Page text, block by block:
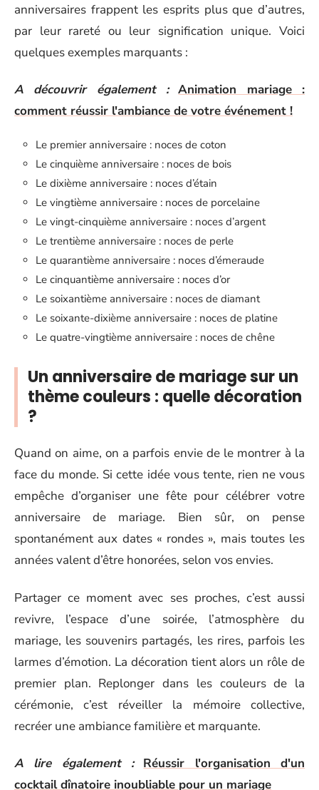
anniversaires frappent les esprits plus que d’autres,
par leur rareté ou leur signification unique. Voici
quelques exemples marquants :
A découvrir également : Animation mariage :
comment réussir l'ambiance de votre événement !
Le premier anniversaire : noces de coton
Le cinquième anniversaire : noces de bois
Le dixième anniversaire : noces d’étain
Le vingtième anniversaire : noces de porcelaine
Le vingt-cinquième anniversaire : noces d’argent
Le trentième anniversaire : noces de perle
Le quarantième anniversaire : noces d’émeraude
Le cinquantième anniversaire : noces d’or
Le soixantième anniversaire : noces de diamant
Le soixante-dixième anniversaire : noces de platine
Le quatre-vingtième anniversaire : noces de chêne
Un anniversaire de mariage sur un
thème couleurs : quelle décoration
?
Quand on aime, on a parfois envie de le montrer à la
face du monde. Si cette idée vous tente, rien ne vous
empêche d’organiser une fête pour célébrer votre
anniversaire de mariage. Bien sûr, on pense
spontanément aux dates « rondes », mais toutes les
années valent d’être honorées, selon vos envies.
Partager ce moment avec ses proches, c’est aussi
revivre, l’espace d’une soirée, l’atmosphère du
mariage, les souvenirs partagés, les rires, parfois les
larmes d’émotion. La décoration tient alors un rôle de
premier plan. Replonger dans les couleurs de la
cérémonie, c’est réveiller la mémoire collective,
recréer une ambiance familière et marquante.
A lire également :
Réussir l'organisation d'un
cocktail dînatoire inoubliable pour un mariage